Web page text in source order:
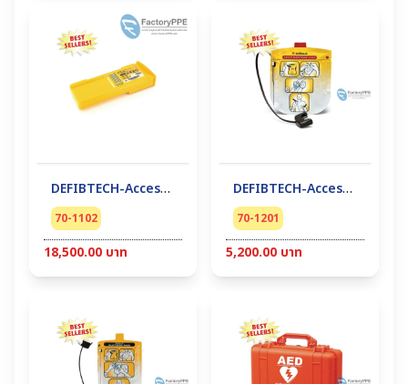
DEFIBTECH-Accessory AED #DBP-1400 Battery Pack 5 year
70-1102
18,500.00 บาท
DEFIBTECH-Accessory AED #Adult Defib. Pad Package รุ่น View
70-1201
5,200.00 บาท